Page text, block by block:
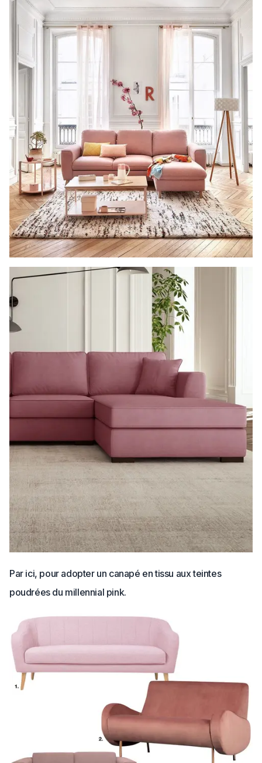
Par ici, pour adopter un canapé en tissu aux teintes
poudrées du millennial pink.